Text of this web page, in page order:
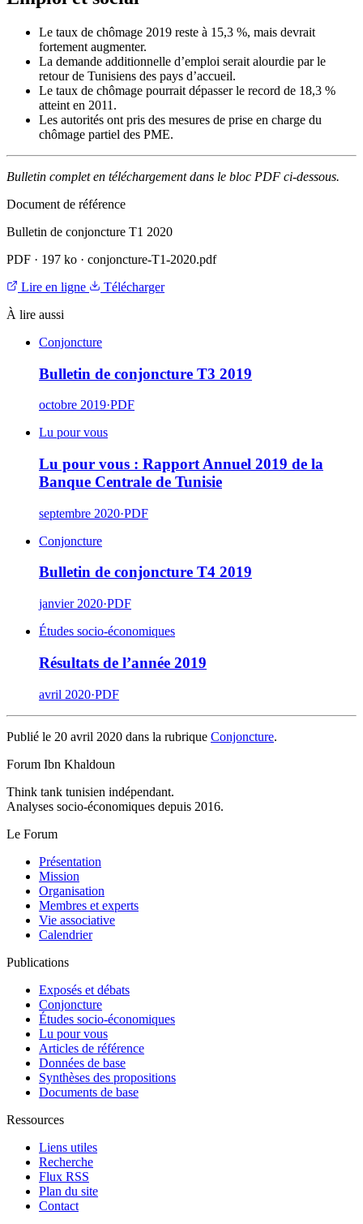
Le taux de chômage 2019 reste à 15,3 %, mais devrait
fortement augmenter.
La demande additionnelle d’emploi serait alourdie par le
retour de Tunisiens des pays d’accueil.
Le taux de chômage pourrait dépasser le record de 18,3 %
atteint en 2011.
Les autorités ont pris des mesures de prise en charge du
chômage partiel des PME.
Bulletin complet en téléchargement dans le bloc PDF ci-dessous.
Document de référence
Bulletin de conjoncture T1 2020
PDF · 197 ko · conjoncture-T1-2020.pdf
Lire en ligne
Télécharger
À lire aussi
Conjoncture
Bulletin de conjoncture T3 2019
octobre 2019·PDF
Lu pour vous
Lu pour vous : Rapport Annuel 2019 de la
Banque Centrale de Tunisie
septembre 2020·PDF
Conjoncture
Bulletin de conjoncture T4 2019
janvier 2020·PDF
Études socio-économiques
Résultats de l’année 2019
avril 2020·PDF
Publié le 20 avril 2020 dans la rubrique Conjoncture.
Forum Ibn Khaldoun
Think tank tunisien indépendant.
Analyses socio-économiques depuis 2016.
Le Forum
Présentation
Mission
Organisation
Membres et experts
Vie associative
Calendrier
Publications
Exposés et débats
Conjoncture
Études socio-économiques
Lu pour vous
Articles de référence
Données de base
Synthèses des propositions
Documents de base
Ressources
Liens utiles
Recherche
Flux RSS
Plan du site
Contact